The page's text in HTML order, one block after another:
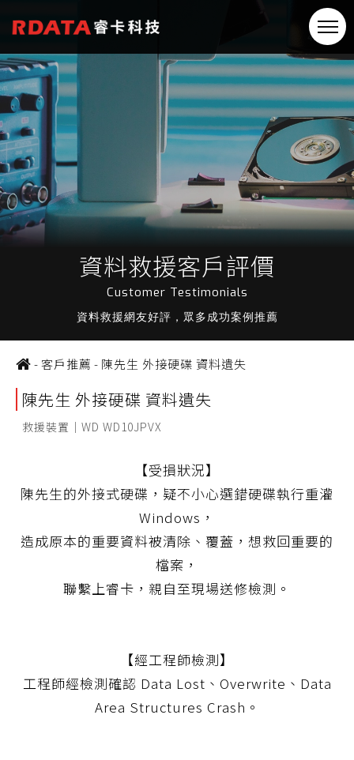
資料救援客戶評價
Customer Testimonials
資料救援網友好評，眾多成功案例推薦
-客戶推薦 - 陳先生 外接硬碟 資料遺失
陳先生 外接硬碟 資料遺失
救援裝置｜WD WD10JPVX
【受損狀況】
陳先生的外接式硬碟，疑不小心選錯硬碟執行重灌
Windows，
造成原本的重要資料被清除、覆蓋，想救回重要的
檔案，
聯繫上睿卡，親自至現場送修檢測。
【經工程師檢測】
工程師經檢測確認 Data Lost、Overwrite、Data
Area Structures Crash。